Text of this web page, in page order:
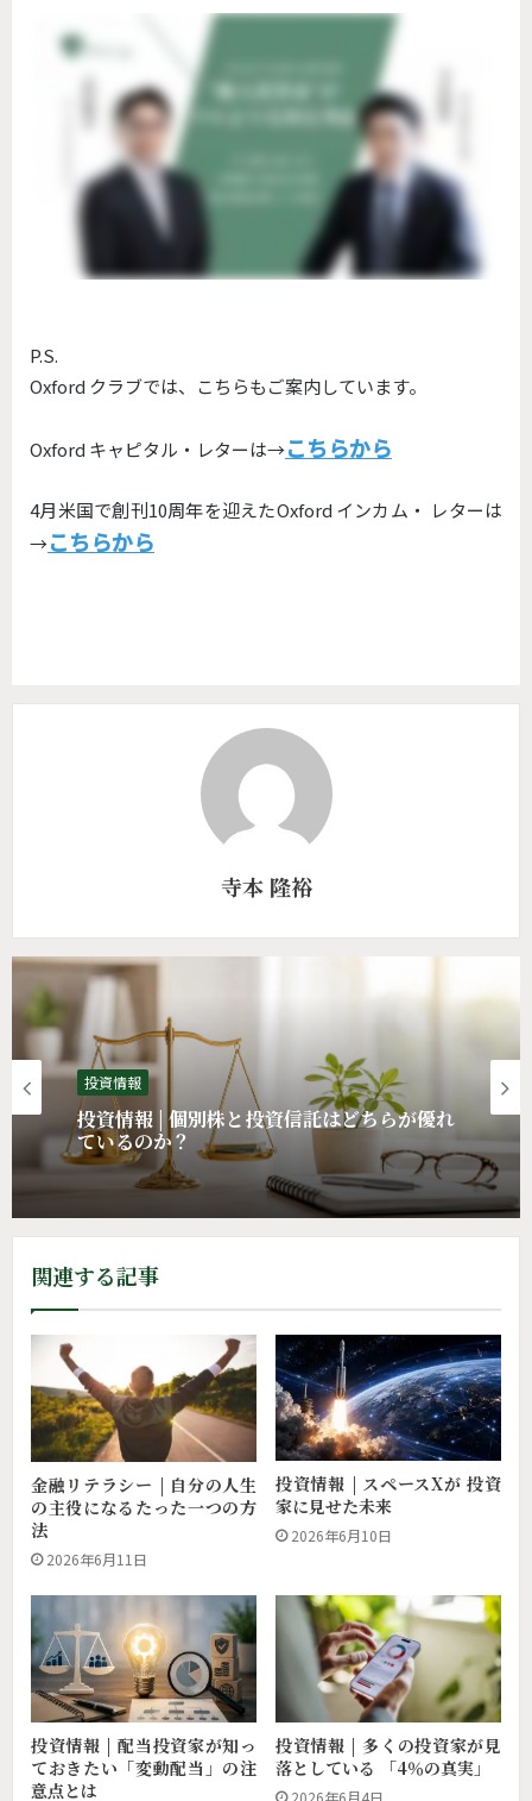
P.S.
Oxford クラブでは、こちらもご案内しています。
Oxford キャピタル・レターは→こちらから
4月米国で創刊10周年を迎えたOxford インカム・ レターは
→こちらから
寺本 隆裕
投資情報
投資情報 | 個別株と投資信託はどちらが優れ
ているのか？
関連する記事
金融リテラシー | 自分の人生
の主役になるたった一つの方
法
2026年6月11日
投資情報 | スペースXが 投資
家に見せた未来
2026年6月10日
投資情報 | 配当投資家が知っ
ておきたい「変動配当」の注
意点とは
投資情報 | 多くの投資家が見
落としている 「4％の真実」
2026年6月4日